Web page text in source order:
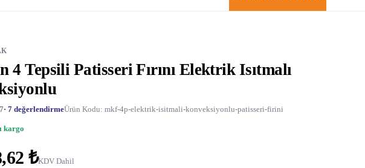
4 Tepsili Patisseri Fırını Elektrik Isıtmalı
· 7 değerlendirmeÜrün Kodu: mkf-4p-elektrik-isitmali-konveksiyonlu-patisseri-firini
kargo
₺KDV Dahil